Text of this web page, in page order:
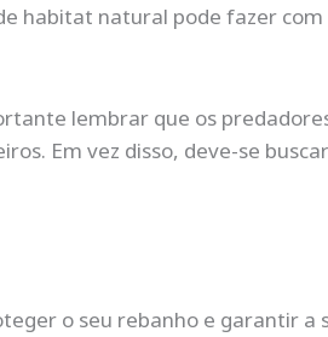
habitat natural pode fazer
lembrar que os
Em vez disso, deve-se
o seu rebanho e garantir a